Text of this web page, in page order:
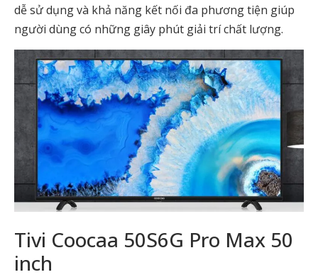
dễ sử dụng và khả năng kết nối đa phương tiện giúp
người dùng có những giây phút giải trí chất lượng.
Tivi Coocaa 50S6G Pro Max 50
inch